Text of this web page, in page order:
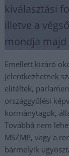
kiválasztási
illetve a
mondja majd
Emellett kizáró
jelentkezhetnek
elítéltek,
országgyűlési
kormánytagok,
Továbbá nem
MSZMP, vagy a
bármelyik